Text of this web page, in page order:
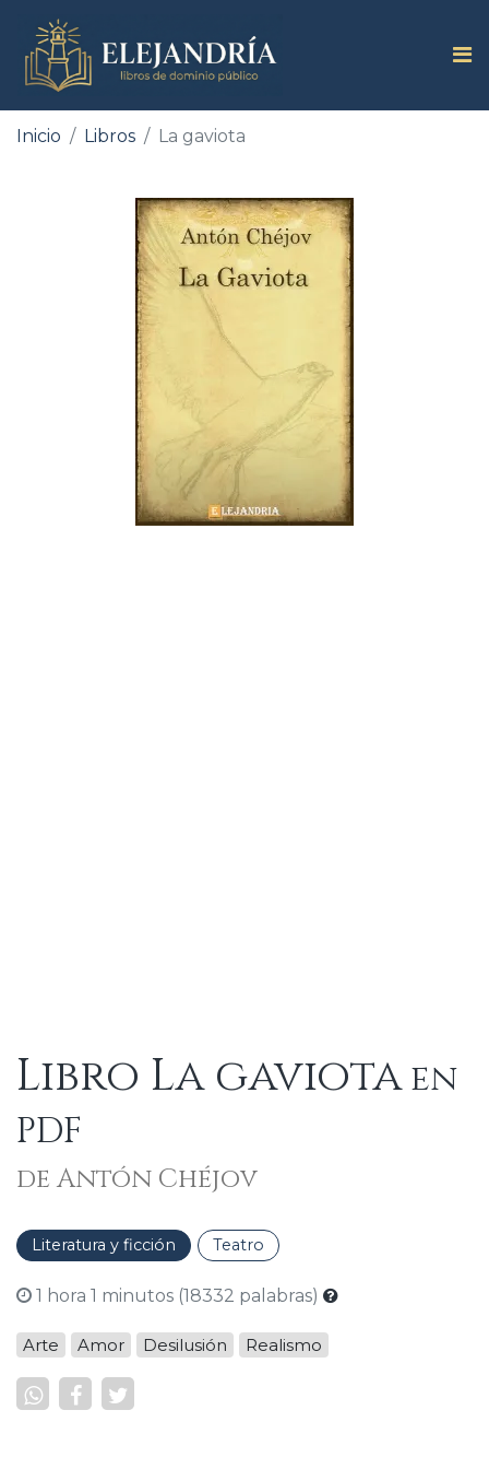
Inicio Libros La gaviota
Libro La gaviotaen
PDF
de Antón Chéjov
Literatura y ficción Teatro
1 hora 1 minutos (18332 palabras)
Arte Amor Desilusión Realismo